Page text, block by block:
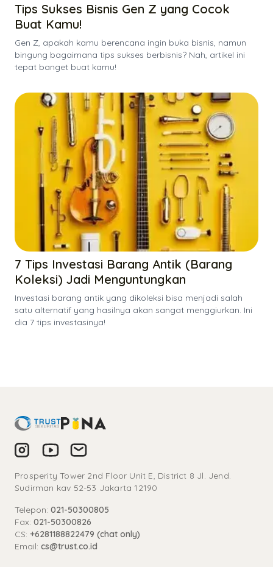
Tips Sukses Bisnis Gen Z yang Cocok
Buat Kamu!
Gen Z, apakah kamu berencana ingin buka bisnis, namun
bingung bagaimana tips sukses berbisnis? Nah, artikel ini
tepat banget buat kamu!
7 Tips Investasi Barang Antik (Barang
Koleksi) Jadi Menguntungkan
Investasi barang antik yang dikoleksi bisa menjadi salah
satu alternatif yang hasilnya akan sangat menggiurkan. Ini
dia 7 tips investasinya!
Prosperity Tower 2nd Floor Unit E, District 8 Jl. Jend.
Sudirman kav 52-53 Jakarta 12190
Telepon: 021-50300805
Fax: 021-50300826
CS: +6281188822479 (chat only)
Email: cs@trust.co.id